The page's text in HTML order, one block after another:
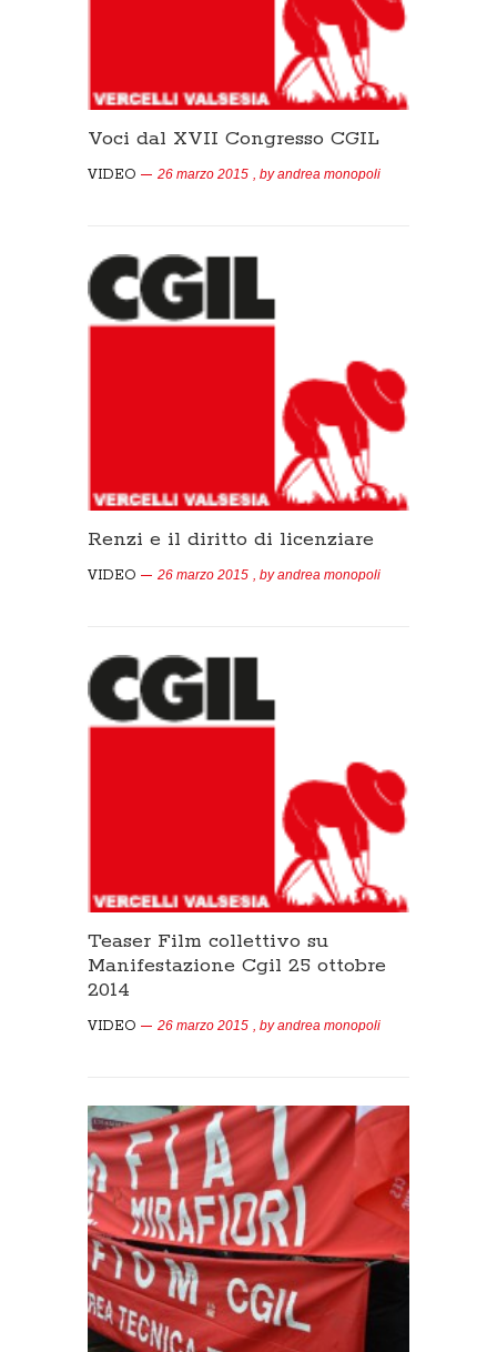
Voci dal XVII Congresso CGIL
VIDEO 26 marzo 2015 , byandrea monopoli
Renzi e il diritto di licenziare
VIDEO 26 marzo 2015 , byandrea monopoli
Teaser Film collettivo su
Manifestazione Cgil 25 ottobre
2014
VIDEO 26 marzo 2015 , byandrea monopoli